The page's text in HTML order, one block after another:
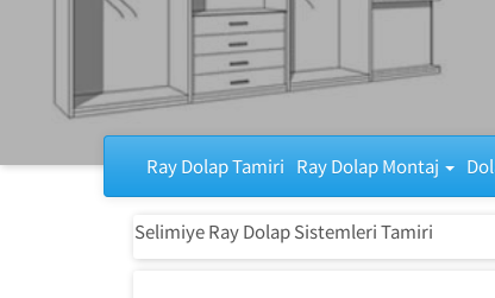
Ray Dolap Tamiri Ray Dolap Montaj
Selimiye Ray Dolap Sistemleri Tamiri